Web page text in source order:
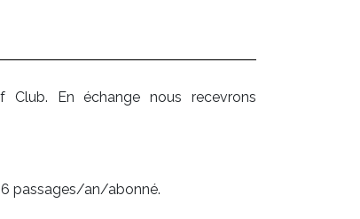
En échange nous recevrons
passages/an/abonné.